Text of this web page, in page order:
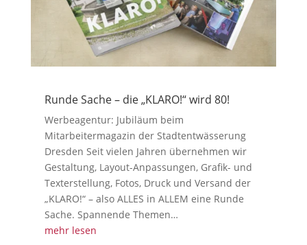
Runde Sache – die „KLARO!“ wird 80!
Werbeagentur: Jubiläum beim
Mitarbeitermagazin der Stadtentwässerung
Dresden Seit vielen Jahren übernehmen wir
Gestaltung, Layout-Anpassungen, Grafik- und
Texterstellung, Fotos, Druck und Versand der
„KLARO!“ – also ALLES in ALLEM eine Runde
Sache. Spannende Themen…
mehr lesen